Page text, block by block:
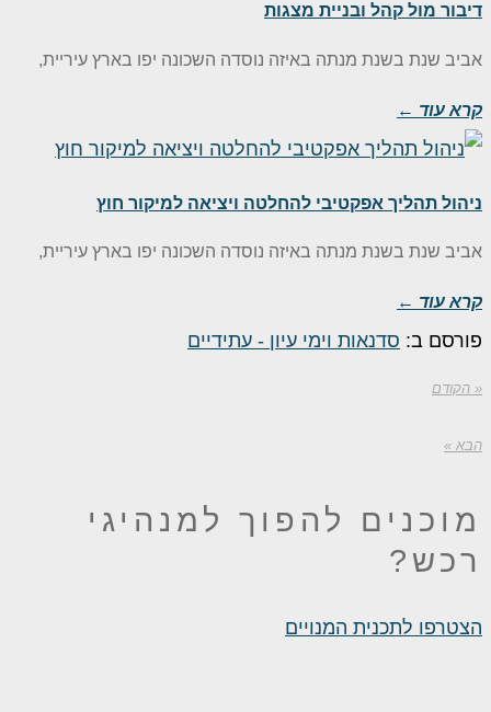
מול קהל ובניית מצגות
שנת בשנת מנתה באיזה נוסדה השכונה יפו בארץ עיריית,
עוד ←
תהליך אפקטיבי להחלטה ויציאה למיקור חוץ
שנת בשנת מנתה באיזה נוסדה השכונה יפו בארץ עיריית,
עוד ←
ב:סדנאות וימי עיון - עתידיים
הקודם
»
להפוךלמנהיגי
לתכנית המנויים